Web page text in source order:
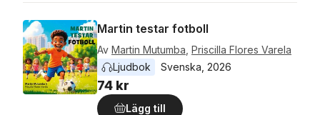
Martin testar fotboll
Av Martin Mutumba Priscilla Flores Varela
Ljudbok
Svenska 2026
74 kr
Lägg till